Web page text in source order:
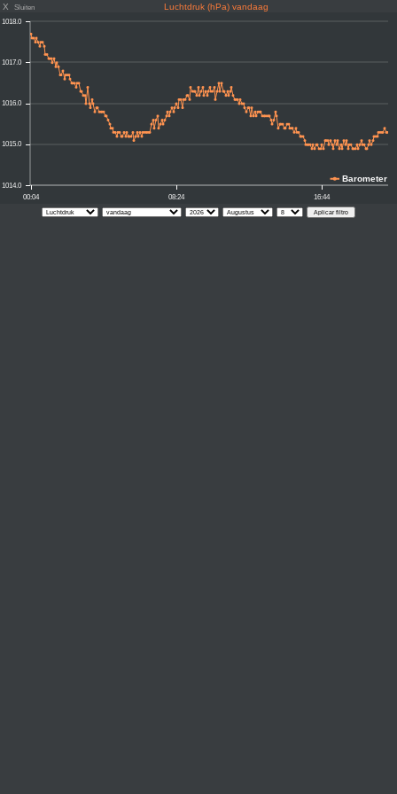
X Sluiten Luchtdruk (hPa) vandaag